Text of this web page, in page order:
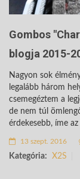
Gombos
blogja 2015-
Nagyon sok
legalább három
csemegéztem a
de nem túl
érdekesebb, íme az
13 szept. 2016
Kategória: X2S